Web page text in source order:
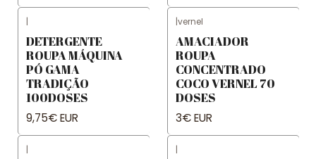
|
DETERGENTE
ROUPA MÁQUINA
PÓ GAMA
TRADIÇÃO
100DOSES
9,75€ EUR
|vernel
AMACIADOR
ROUPA
CONCENTRADO
COCO VERNEL 70
DOSES
3€ EUR
| |